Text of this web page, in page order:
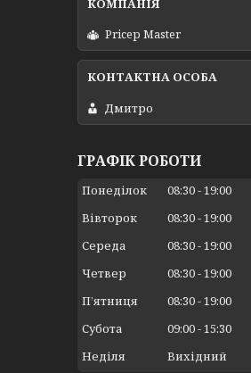
Pricep Master
Дмитро
ГРАФІК РОБОТИ
Понеділок 08:30 19:00
Вівторок
08:30 19:00
Середа
08:30 19:00
Четвер
08:30 19:00
Пʼятниця
08:30 19:00
Субота
09:00 15:30
Неділя
Вихідний